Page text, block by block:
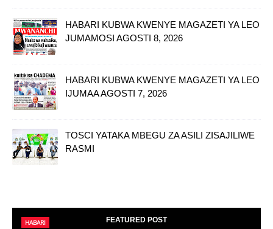
HABARI KUBWA KWENYE MAGAZETI YA LEO
JUMAMOSI AGOSTI 8, 2026
HABARI KUBWA KWENYE MAGAZETI YA LEO
IJUMAA AGOSTI 7, 2026
TOSCI YATAKA MBEGU ZA ASILI ZISAJILIWE
RASMI
FEATURED POST
HABARI